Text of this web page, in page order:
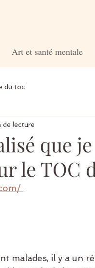
Art et santé mentale
du toc
que
le TOC
de lecture
malades, il y a un